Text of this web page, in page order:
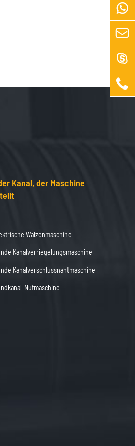
Kanal, der Maschine
Walzenmaschine
Kanalverriegelungsmaschine
Kanalverschlussnahtmaschine
Nutmaschine



